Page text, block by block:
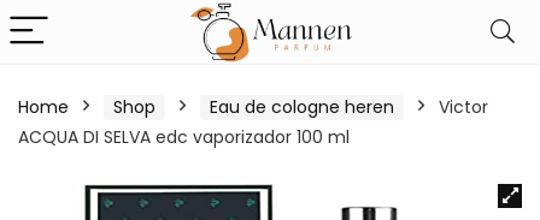
Home Shop Eau de cologne heren
Victor
ACQUA DI SELVA edc vaporizador 100 ml